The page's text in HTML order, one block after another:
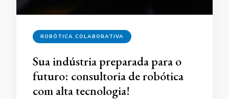
ROBÓTICA COLABORATIVA
Sua indústria preparada para o
futuro: consultoria de robótica
com alta tecnologia!